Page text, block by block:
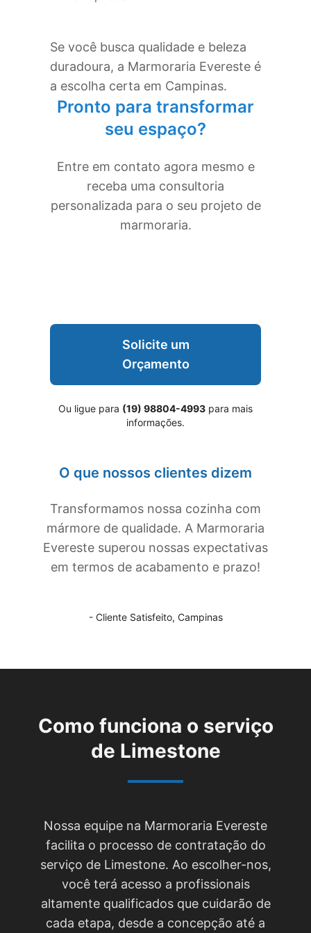
Se você busca qualidade e beleza
duradoura, a Marmoraria Evereste é
a escolha certa em Campinas.
Pronto para transformar
seu espaço?
Entre em contato agora mesmo e
receba uma consultoria
personalizada para o seu projeto de
marmoraria.
Solicite um
Orçamento
Ou ligue para (19) 98804-4993 para mais
informações.
O que nossos clientes dizem
Transformamos nossa cozinha com
mármore de qualidade. A Marmoraria
Evereste superou nossas expectativas
em termos de acabamento e prazo!
- Cliente Satisfeito, Campinas
Como funciona o serviço
de Limestone
Nossa equipe na Marmoraria Evereste
facilita o processo de contratação do
serviço de Limestone. Ao escolher-nos,
você terá acesso a profissionais
altamente qualificados que cuidarão de
cada etapa, desde a concepção até a